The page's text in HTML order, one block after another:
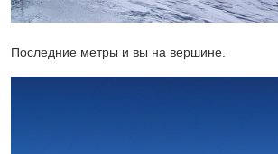
Последние метры и вы на вершине.